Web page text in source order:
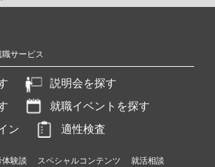
職サービス
説明会を探す
就職イベントを探す
ン
適性検査
体験談 スペシャルコンテンツ
就活相談